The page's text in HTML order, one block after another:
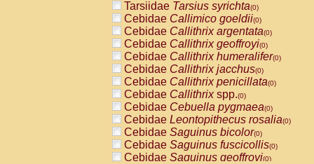
Tarsiidae Tarsius syrichta(0)
Cebidae Callimico goeldii(0)
Cebidae Callithrix argentata(0)
Cebidae Callithrix geoffroyi(0)
Cebidae Callithrix humeralifer(0)
Cebidae Callithrix jacchus(0)
Cebidae Callithrix penicillata(0)
Cebidae Callithrixspp.(0)
Cebidae Cebuella pygmaea(0)
Cebidae Leontopithecus rosalia(0)
Cebidae Saguinus bicolor(0)
Cebidae Saguinus fuscicollis(0)
Cebidae Saguinus geoffroyi(0)